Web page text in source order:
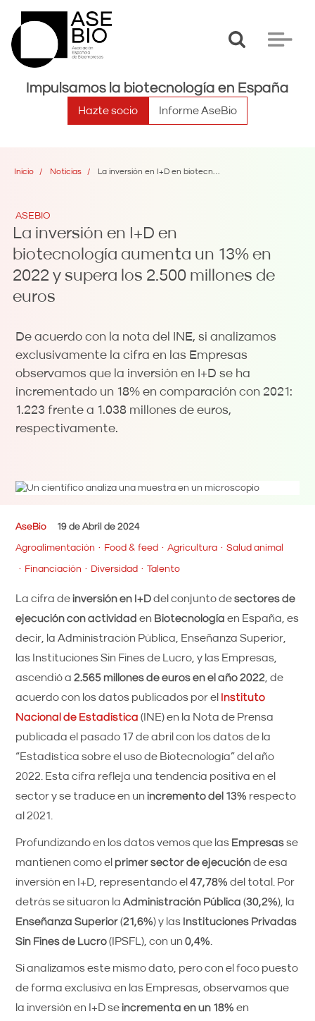
Toggle
Toggle
Impulsamos la biotecnología en España
Hazte socio Informe AseBio
Inicio Noticias La inversión en I+D en biotecnología aumenta un 13% en 2022 y supera los 2.500 millones de euros
ASEBIO
La inversión en I+D en
biotecnología aumenta un 13% en
2022 y supera los 2.500 millones de
euros
De acuerdo con la nota del INE, si analizamos
exclusivamente la cifra en las Empresas
observamos que la inversión en I+D se ha
incrementado un 18% en comparación con 2021:
1.223 frente a 1.038 millones de euros,
respectivamente.
AseBio 19 de Abril de 2024
Agroalimentación Food & feed Agricultura Salud animal
Financiación Diversidad Talento
La cifra deinversión en I+Ddel conjunto desectores de
ejecución con actividad en Biotecnologíaen España, es
decir, la Administración Pública, Enseñanza Superior,
las Instituciones Sin Fines de Lucro, y las Empresas,
ascendió a2.565 millones de euros en el año 2022 , de
acuerdo con los datos publicados por el Instituto
Nacional de Estadística (INE) en la Nota de Prensa
publicada el pasado 17 de abril con los datos de la
“Estadística sobre el uso de Biotecnología” del año
2022. Esta cifra refleja una tendencia positiva en el
sector y se traduce en unincremento del 13% respecto
al 2021.
Profundizando en los datos vemos que las Empresasse
mantienen como elprimer sector de ejecuciónde esa
inversión en I+D, representando el47,78% del total. Por
detrás se situaron laAdministración Pública (30,2%), la
Enseñanza Superior(21,6%) y las Instituciones Privadas
Sin Fines de Lucro(IPSFL), con un0,4%
Si analizamos este mismo dato, pero con el foco puesto
de forma exclusiva en las Empresas, observamos que
la inversión en I+D seincrementa en un 18% en